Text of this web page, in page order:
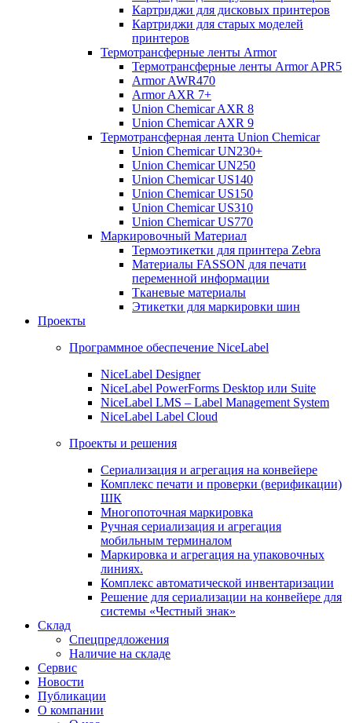
Картриджи для дисковых принтеров
Картриджи для старых моделей
принтеров
Термотрансферные ленты Armor
Термотрансферные ленты Armor APR5
Armor AWR470
Armor AXR 7+
Union Chemicar AXR 8
Union Chemicar AXR 9
Термотрансферная лента Union Chemicar
Union Chemicar UN230+
Union Chemicar UN250
Union Chemicar US140
Union Chemicar US150
Union Chemicar US310
Union Chemicar US770
Маркировочный Материал
Термоэтикетки для принтера Zebra
Материалы FASSON для печати
переменной информации
Тканевые материалы
Этикетки для маркировки шин
Проекты
Программное обеспечение NiceLabel
NiceLabel Designer
NiceLabel PowerForms Desktop или Suite
NiceLabel LMS – Label Management System
NiceLabel Label Cloud
Проекты и решения
Сериализация и агрегация на конвейере
Комплекс печати и проверки (верификации)
ШК
Многопоточная маркировка
Ручная сериализация и агрегация
мобильным терминалом
Маркировка и агрегация на упаковочных
линиях.
Комплекс автоматической инвентаризации
Решение для сериализации на конвейере для
системы «Честный знак»
Склад
Спецпредложения
Наличие на складе
Сервис
Новости
Публикации
О компании